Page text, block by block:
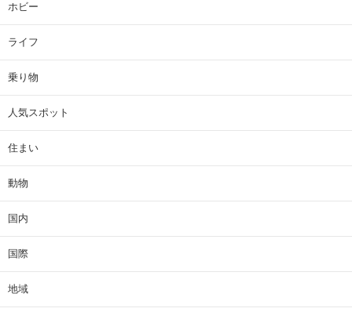
ホビー
ライフ
乗り物
人気スポット
住まい
動物
国内
国際
地域